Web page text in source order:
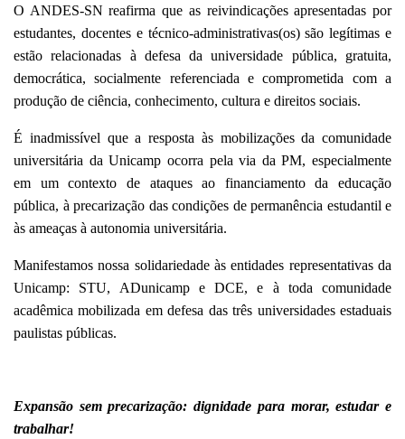
O ANDES-SN reafirma que as reivindicações apresentadas por
estudantes, docentes e técnico-administrativas(os) são legítimas e
estão relacionadas à defesa da universidade pública, gratuita,
democrática, socialmente referenciada e comprometida com a
produção de ciência, conhecimento, cultura e direitos sociais.
É inadmissível que a resposta às mobilizações da comunidade
universitária da Unicamp ocorra pela via da PM, especialmente
em um contexto de ataques ao financiamento da educação
pública, à precarização das condições de permanência estudantil e
às ameaças à autonomia universitária.
Manifestamos nossa solidariedade às entidades representativas da
Unicamp: STU, ADunicamp e DCE, e à toda comunidade
acadêmica mobilizada em defesa das três universidades estaduais
paulistas públicas.
Expansão sem precarização: dignidade para morar, estudar e
trabalhar!